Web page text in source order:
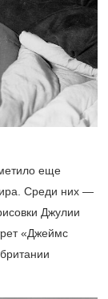
еще
Среди них —
Джулии
«Джеймс